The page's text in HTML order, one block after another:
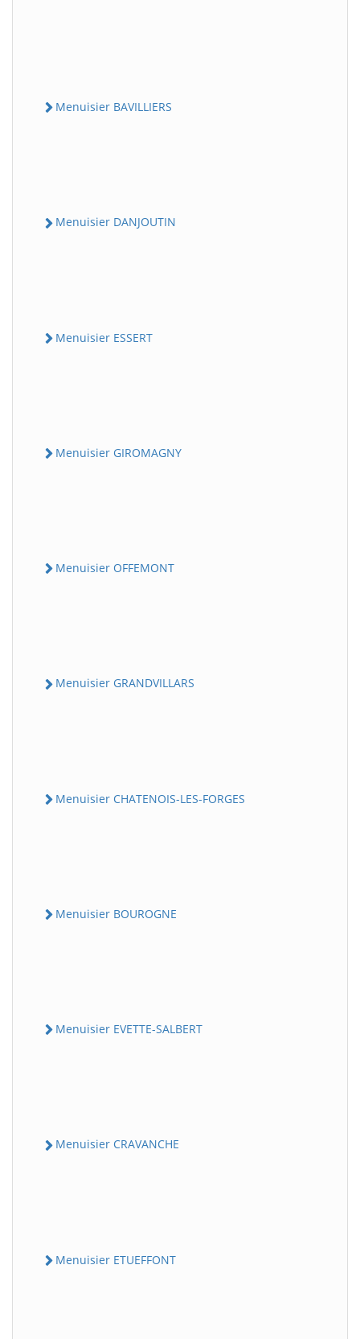
Menuisier BAVILLIERS
Menuisier DANJOUTIN
Menuisier ESSERT
Menuisier GIROMAGNY
Menuisier OFFEMONT
Menuisier GRANDVILLARS
Menuisier CHATENOIS-LES-FORGES
Menuisier BOUROGNE
Menuisier EVETTE-SALBERT
Menuisier CRAVANCHE
Menuisier ETUEFFONT